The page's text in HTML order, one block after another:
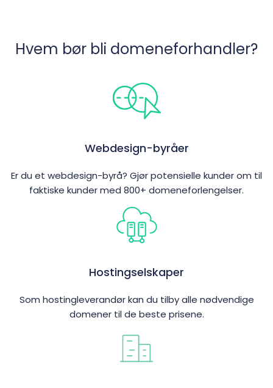
Hvem bør bli domeneforhandler?
Webdesign-byråer
Er du et webdesign-byrå? Gjør potensielle kunder om til
faktiske kunder med 800+ domeneforlengelser.
Hosting­selskaper
Som hostingleverandør kan du tilby alle nødvendige
domener til de beste prisene.